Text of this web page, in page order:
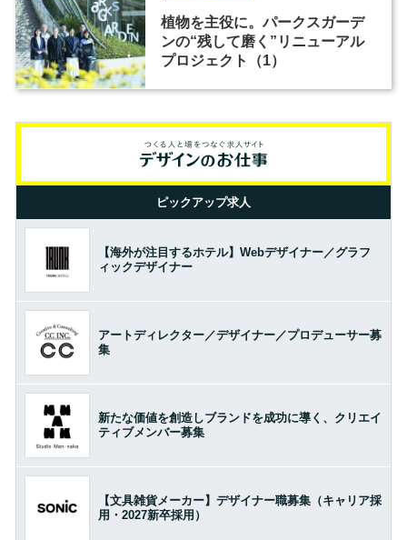
植物を主役に。パークスガーデ
ンの“残して磨く”リニューアル
プロジェクト（1）
ピックアップ求人
【海外が注目するホテル】Webデザイナー／グラフ
ィックデザイナー
アートディレクター／デザイナー／プロデューサー募
集
新たな価値を創造しブランドを成功に導く、クリエイ
ティブメンバー募集
【文具雑貨メーカー】デザイナー職募集（キャリア採
用・2027新卒採用）